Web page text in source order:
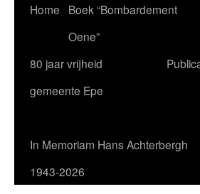
Home
Boek “Bombardement
Oene”
80 jaar vrijheid
gemeente Epe
In Memoriam Hans Achterbergh
1943-2026